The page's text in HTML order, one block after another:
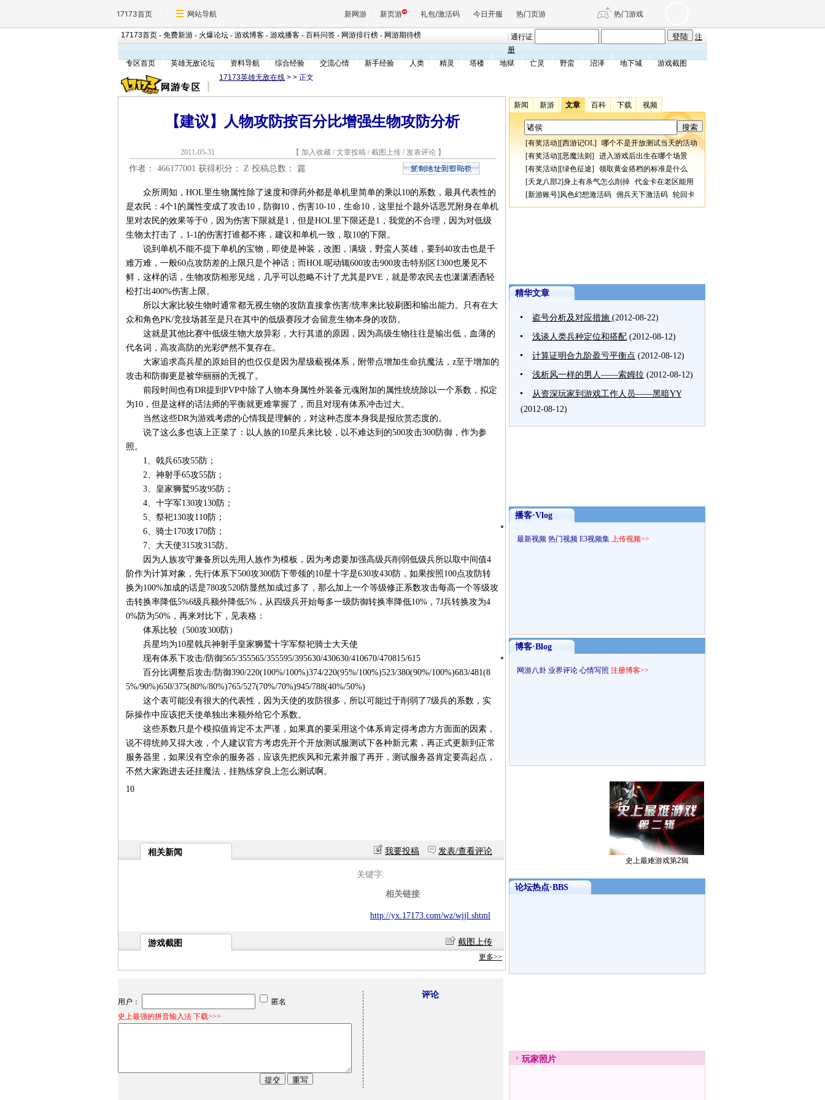
17173首页 网站导航 新网游 新页游 礼包/激活码 今日开服 热门页游 热门游戏
天堂 剑网3旗舰版 新天龙八部
王权与自由 诛仙世界 仙剑世界
17173首页 - 免费新游 - 火爆论坛 - 游戏博客 - 游戏播客 - 百科问答 - 网游排行榜 - 网游期待榜 通行证
注
册
专区首页
英雄无敌论坛 资料导航 综合经验 交流心情 新手经验 人类 精灵 塔楼 地狱 亡灵 野蛮 沼泽 地下城
游戏截图
17173英雄无敌在线 > > 正文
【建议】人物攻防按百分比增强生物攻防分析
2011-05-31 【 加入收藏/ 文章投稿 / 截图上传/ 发表评论】
作者： 466177001 获得积分： Z 投稿总数： 篇
众所周知，HOL里生物属性除了速度和弹药外都是单机里简单的乘以10的系数，最具代表性的
是农民：4个1的属性变成了攻击10，防御10，伤害10-10，生命10，这里扯个题外话恶咒附身在单机
里对农民的效果等于0，因为伤害下限就是1，但是HOL里下限还是1，我觉的不合理，因为对低级
生物太打击了，1-1的伤害打谁都不疼，建议和单机一致，取10的下限。
说到单机不能不提下单机的宝物，即使是神装，改图，满级，野蛮人英雄，要到40攻击也是千
难万难，一般60点攻防差的上限只是个神话；而HOL呢动辄600攻击900攻击特别区1300也屡见不
鲜，这样的话，生物攻防相形见绌，几乎可以忽略不计了尤其是PVE，就是带农民去也潇潇洒洒轻
松打出400%伤害上限。
所以大家比较生物时通常都无视生物的攻防直接拿伤害/统率来比较刷图和输出能力。只有在大
众和角色PK/竞技场甚至是只在其中的低级赛段才会留意生物本身的攻防。
这就是其他比赛中低级生物大放异彩，大行其道的原因，因为高级生物往往是输出低，血薄的
代名词，高攻高防的光彩俨然不复存在。
大家追求高兵星的原始目的也仅仅是因为星级藐视体系，附带点增加生命抗魔法，z至于增加的
攻击和防御更是被华丽丽的无视了。
前段时间也有DR提到PVP中除了人物本身属性外装备元魂附加的属性统统除以一个系数，拟定
为10，但是这样的话法师的平衡就更难掌握了，而且对现有体系冲击过大。
当然这些DR为游戏考虑的心情我是理解的，对这种态度本身我是报欣赏态度的。
说了这么多也该上正菜了：以人族的10星兵来比较，以不难达到的500攻击300防御，作为参
照。
1、戟兵65攻55防；
2、神射手65攻55防；
3、皇家狮鹫95攻95防；
4、十字军130攻130防；
5、祭祀130攻110防；
6、骑士170攻170防；
7、大天使315攻315防。
因为人族攻守兼备所以先用人族作为模板，因为考虑要加强高级兵削弱低级兵所以取中间值4
阶作为计算对象，先行体系下500攻300防下带领的10星十字是630攻430防，如果按照100点攻防转
换为100%加成的话是780攻520防显然加成过多了，那么加上一个等级修正系数攻击每高一个等级攻
击转换率降低5%6级兵额外降低5%，从四级兵开始每多一级防御转换率降低10%，7J兵转换攻为4
0%防为50%，再来对比下，见表格：
体系比较（500攻300防）
兵星均为10星戟兵神射手皇家狮鹫十字军祭祀骑士大天使
现有体系下攻击/防御565/355565/355595/395630/430630/410670/470815/615
百分比调整后攻击/防御390/220(100%/100%)374/220(95%/100%)523/380(90%/100%)683/481(8
5%/90%)650/375(80%/80%)765/527(70%/70%)945/788(40%/50%)
这个表可能没有很大的代表性，因为天使的攻防很多，所以可能过于削弱了7级兵的系数，实
际操作中应该把天使单独出来额外给它个系数。
这些系数只是个模拟值肯定不太严谨，如果真的要采用这个体系肯定得考虑方方面面的因素，
说不得统帅又得大改，个人建议官方考虑先开个开放测试服测试下各种新元素，再正式更新到正常
服务器里，如果没有空余的服务器，应该先把疾风和元素并服了再开，测试服务器肯定要高起点，
不然大家跑进去还挂魔法，挂熟练穿良上怎么测试啊。
10
相关新闻 我要投稿 发表/查看评论
关键字:
相关链接
http://yx.17173.com/wz/wjjl.shtml
游戏截图 截图上传
更多>>
用户：
匿名
史上最强的拼音输入法 下载>>>
评论
新闻 新游 文章 百科 下载 视频
[有奖活动][西游记OL] 哪个不是开放测试当天的活动
[有奖活动][恶魔法则 ] 进入游戏后出生在哪个场景
[有奖活动][绿色征途] 领取黄金搭档的标准是什么
[天龙八部2]身上有杀气怎么削掉 代金卡在老区能用
[新游账号]风色幻想激活码 佣兵天下激活码 轮回卡
精华文章
盗号分析及对应措施 (2012-08-22)
浅谈人类兵种定位和搭配 (2012-08-12)
计算证明合九阶盈亏平衡点 (2012-08-12)
浅析风一样的男人——索姆拉 (2012-08-12)
从资深玩家到游戏工作人员——黑暗YY
(2012-08-12)
播客·Vlog
最新视频 热门视频 E3视频集 上传视频>>
博客·Blog
网游八卦 业界评论 心情写照 注册博客>>
史上最难游戏第2辑
论坛热点·BBS
玩家照片